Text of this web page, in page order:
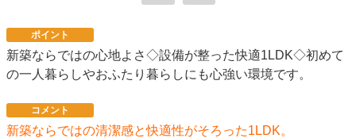
ポイント
新築ならではの心地よさ◇設備が整った快適1LDK◇初めて
の一人暮らしやおふたり暮らしにも心強い環境です。
コメント
新築ならではの清潔感と快適性がそろった1LDK。